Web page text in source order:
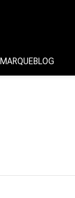
MARQUEBLOG